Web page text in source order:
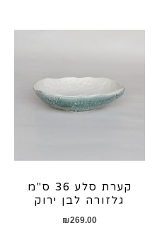
קערת סלע 36 ס"מ
גלזורה לבן ירוק
₪269.00